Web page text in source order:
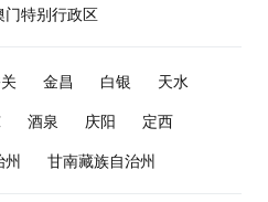
门特别行政区
金昌 白银
天水
酒泉 庆阳
定西
州 甘南藏族自治州